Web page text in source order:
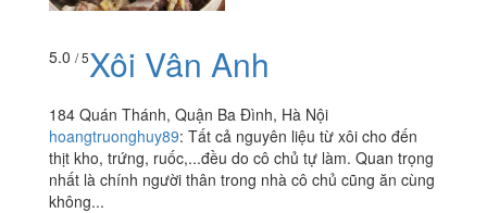
5.0 / 5Xôi Vân Anh
184 Quán Thánh, Quận Ba Đình, Hà Nội
hoangtruonghuy89: Tất cả nguyên liệu từ xôi cho đến
thịt kho, trứng, ruốc,...đều do cô chủ tự làm. Quan trọng
nhất là chính người thân trong nhà cô chủ cũng ăn cùng
không...